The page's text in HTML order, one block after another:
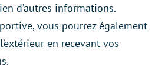
d’autres informations.
vous pourrez également
en recevant vos